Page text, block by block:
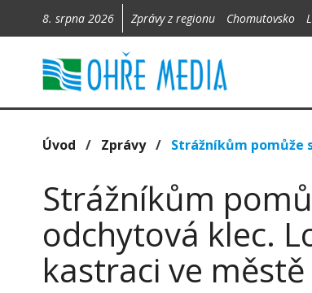
8. srpna 2026 Zprávy z regionu Chomutovsko
Úvod / Zprávy/ Strážníkům pomůže
Strážníkům
odchytová klec.
kastraci ve městě